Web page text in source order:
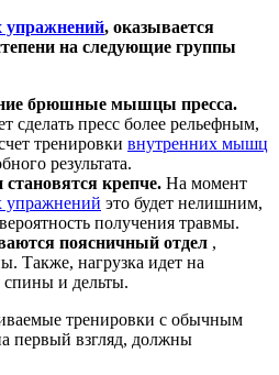
упражнений, оказывается
на следующие группы
брюшные мышцы пресса.
сделать пресс более рельефным,
тренировки внутренних мышц
результата.
крепче. На момент
упражнений это будет нелишним,
получения травмы.
поясничный отдел ,
Также, нагрузка идет на
спины и дельты.
тренировки с обычным
первый взгляд, должны